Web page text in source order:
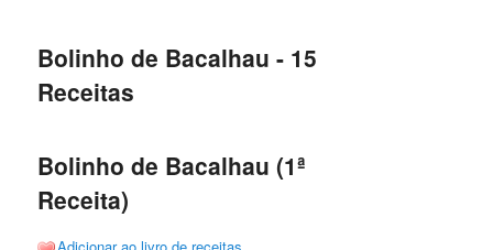
conteúdo
conteúdo
Bolinho de Bacalhau - 15
Receitas
Bolinho de Bacalhau (1ª
Receita)